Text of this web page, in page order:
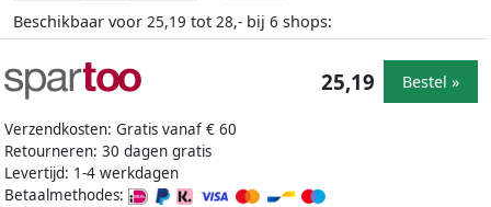
Beschikbaar voor 25,19 tot 28,- bij 6 shops:
Verzendkosten: Gratis vanaf € 60
Retourneren: 30 dagen gratis
Levertijd: 1-4 werkdagen
Betaalmethodes:
25,19 Bestel »